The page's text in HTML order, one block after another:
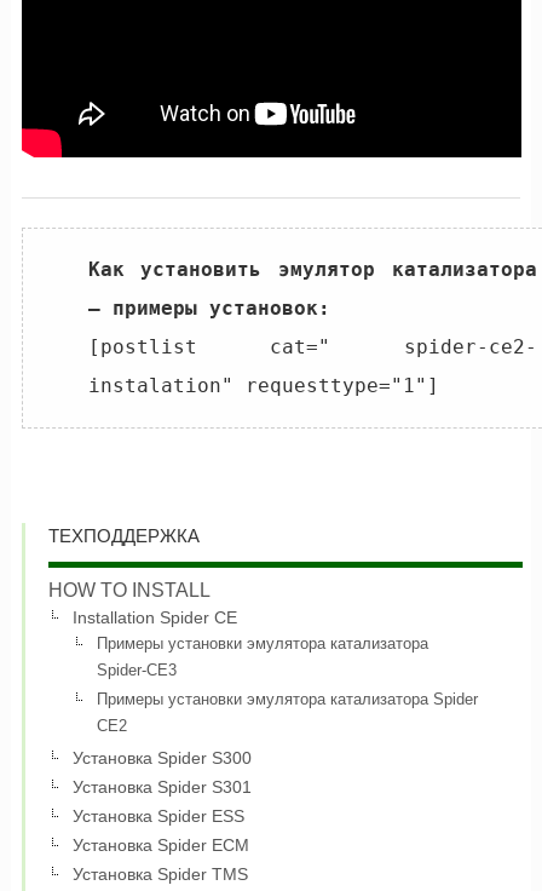
Как установить эмулятор катализатора
– примеры установок:
[postlist cat=" spider-ce2-
instalation"
requesttype="1" ]
ТЕХПОДДЕРЖКА
HOW TO INSTALL
Installation Spider CE
Примеры установки эмулятора катализатора
Spider-CE3
Примеры установки эмулятора катализатора Spider
CE2
Установка Spider S300
Установка Spider S301
Установка Spider ESS
Установка Spider ECM
Установка Spider TMS